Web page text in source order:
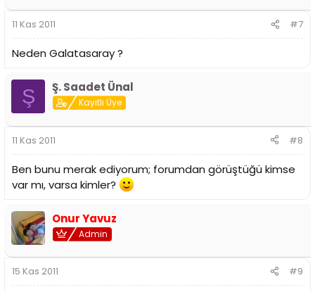
11 Kas 2011 #7
Neden Galatasaray ?
Ş Ş. Saadet Ünal
Kayıtlı Üye
11 Kas 2011 #8
Ben bunu merak ediyorum; forumdan görüştüğü kimse
var mı, varsa kimler?
Onur Yavuz
Admin
15 Kas 2011 #9